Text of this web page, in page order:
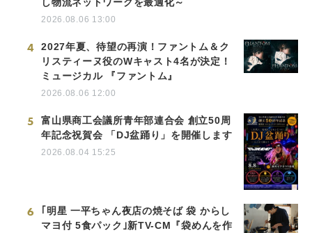
2026.08.06 13:00
4
2027年夏、待望の再演！ファントム＆ク
リスティーヌ役のWキャスト4名が決定！
ミュージカル 『ファントム』
2026.08.06 12:00
5
富山県商工会議所青年部連合会 創立50周
年記念祝賀会 「DJ盆踊り」を開催します
2026.08.04 15:25
6
｢明星 一平ちゃん夜店の焼そば 袋 からし
マヨ付 5食パック｣新TV-CM『袋めんを作